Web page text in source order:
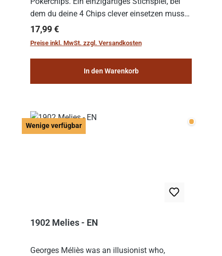
dem du deine 4 Chips clever einsetzen musst.
Wer die Chips mit dem höchsten Gesamtwert
hat, gewinnt die Runde. Aber Vorsicht: D...
Regulärer Preis:
17,99 €
Preise inkl. MwSt. zzgl. Versandkosten
In den Warenkorb
Wenige verfügbar Wenige
1902 Melies - EN
Georges Méliès was an illusionist who,